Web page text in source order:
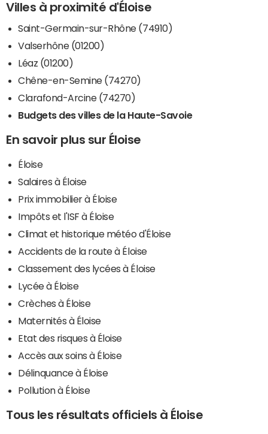
Villes à proximité d'Éloise
Saint-Germain-sur-Rhône (74910)
Valserhône (01200)
Léaz (01200)
Chêne-en-Semine (74270)
Clarafond-Arcine (74270)
Budgets des villes de la Haute-Savoie
En savoir plus sur Éloise
Éloise
Salaires à Éloise
Prix immobilier à Éloise
Impôts et l'ISF à Éloise
Climat et historique météo d'Éloise
Accidents de la route à Éloise
Classement des lycées à Éloise
Lycée à Éloise
Crèches à Éloise
Maternités à Éloise
Etat des risques à Éloise
Accès aux soins à Éloise
Délinquance à Éloise
Pollution à Éloise
Tous les résultats officiels à Éloise